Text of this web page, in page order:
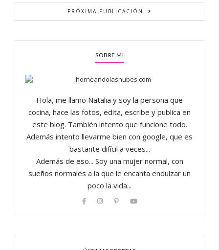
PRÓXIMA PUBLICACIÓN
SOBRE MI
Hola, me llamo Natalia y soy la persona que
cocina, hace las fotos, edita, escribe y publica en
este blog. También intento que funcione todo.
Además intento llevarme bien con google, que es
bastante difícil a veces...
Además de eso... Soy una mujer normal, con
sueños normales a la que le encanta endulzar un
poco la vida...